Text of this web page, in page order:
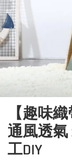
【趣味
通風透
工DIY